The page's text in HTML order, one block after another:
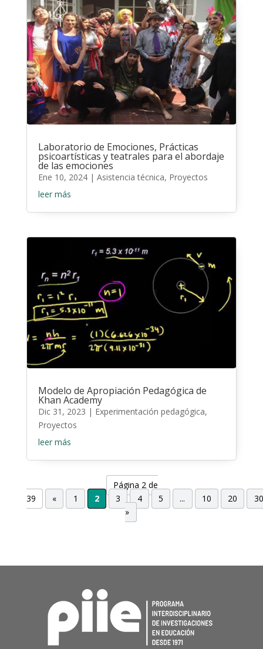
Laboratorio de Emociones, Prácticas
psicoartísticas y teatrales para el abordaje
de las emociones
Ene 10, 2024| Asistencia técnica, Proyectos
leer más
Modelo de Apropiación Pedagógica de
Khan Academy
Dic 31, 2023 | Experimentación pedagógica,
Proyectos
leer más
Página 2 de
39
« 1 2 3 4 5 ... 10 20
30
»